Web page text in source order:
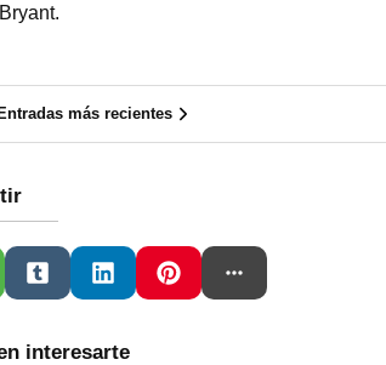
Bryant.
Entradas más recientes
interesarte